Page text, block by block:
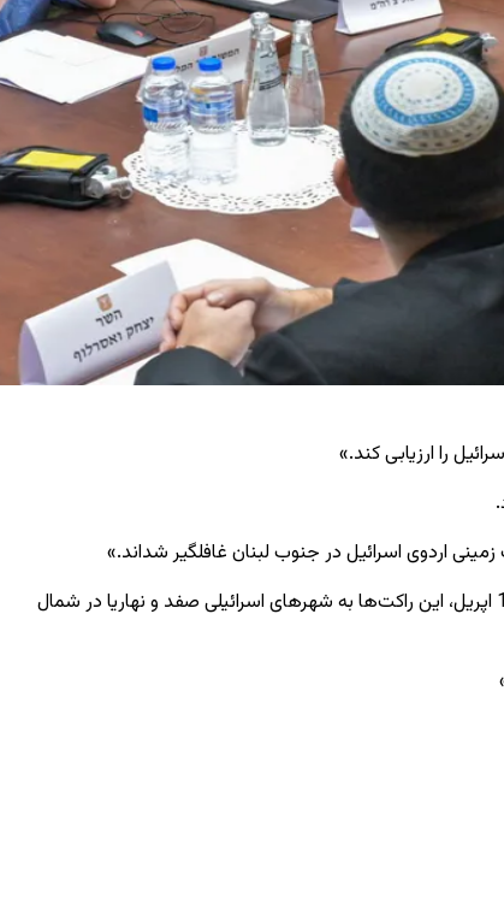
را ارزیابی کند.»
اردوی اسرائیل در جنوب لبنان غافلگیر شداند.»
دراین گزارش خبری آمده است: « روز شنبه از لبنان به سمت شمال ده ها فروند فیر راکتی صورت گرفت و برای اولین بار از زمان آغاز آتش‌بس در تاریخ 13 اپریل، این راکت‌ها به شهرهای اسرائیلی صفد و نهاریا در شمال